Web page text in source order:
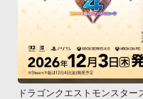
ドラゴンクエストモンスタ